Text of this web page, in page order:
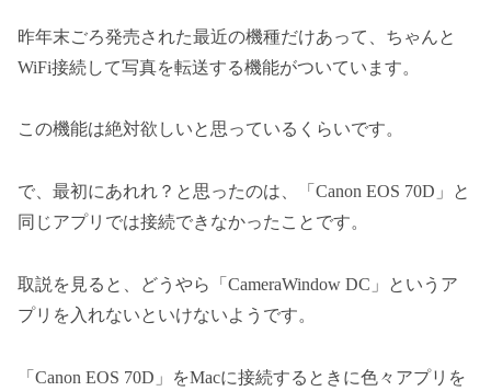
昨年末ごろ発売された最近の機種だけあって、ちゃんと
WiFi接続して写真を転送する機能がついています。
この機能は絶対欲しいと思っているくらいです。
で、最初にあれれ？と思ったのは、「Canon EOS 70D」と
同じアプリでは接続できなかったことです。
取説を見ると、どうやら「CameraWindow DC」というア
プリを入れないといけないようです。
「Canon EOS 70D」をMacに接続するときに色々アプリを